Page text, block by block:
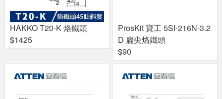
HAKKO T20-K 烙鐵頭
$1425
ProsKit 寶工 5SI-216N-3.2
D 扁尖烙鐵頭
$90